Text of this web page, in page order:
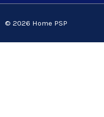
© 2026 Home PSP